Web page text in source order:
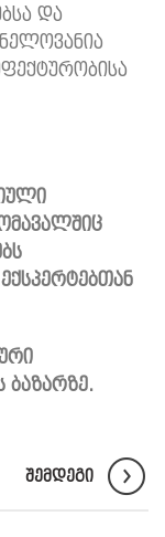
და
ექსპერტებთან
ბაზარზე.
ᲨᲔᲛᲓᲔᲒᲘ